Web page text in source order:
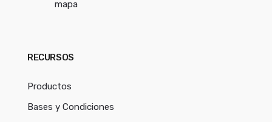
mapa
RECURSOS
Productos
Bases y Condiciones